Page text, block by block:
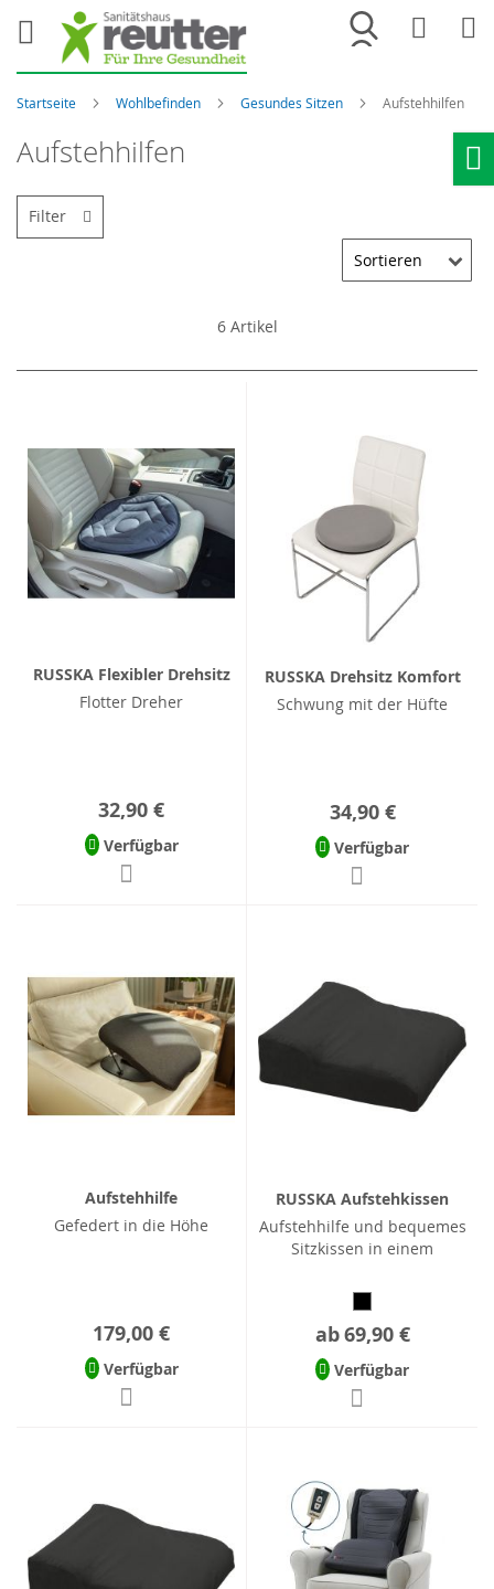
Merkliste
Startseite Wohlbefinden Gesundes Sitzen Aufstehhilfen
Aufstehhilfen
6Artikel
RUSSKA Flexibler Drehsitz
Flotter Dreher
32,90 €
Verfügbar
RUSSKA Drehsitz Komfort
Schwung mit der Hüfte
34,90 €
Verfügbar
Aufstehhilfe
Gefedert in die Höhe
179,00 €
Verfügbar
RUSSKA Aufstehkissen
Aufstehhilfe und bequemes
Sitzkissen in einem
ab69,90 €
Verfügbar
Filter